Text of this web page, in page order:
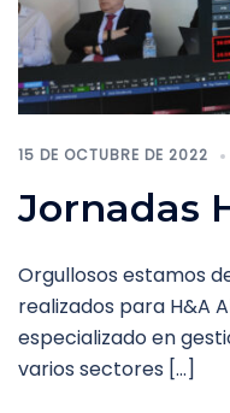
15 DE OCTUBRE DE 2022
Jornadas
Orgullosos estamos
realizados para H&A
especializado en
varios sectores […]